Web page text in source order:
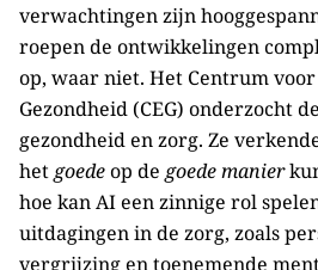
verwachtingen zijn
roepen de ontwikkelingen
op, waar niet. Het Centrum
Gezondheid (CEG) onderzocht
gezondheid en zorg. Ze
het goedeop de goede manier
hoe kan AI een zinnige rol
uitdagingen in de zorg, zoals
vergrijzing en toenemende